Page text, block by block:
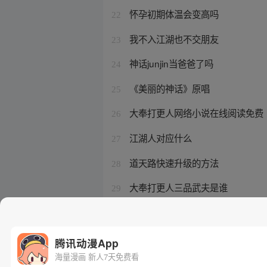
22 怀孕初期体温会变高吗
23 我不入江湖也不交朋友
24 神话junjin当爸爸了吗
25 《美丽的神话》原唱
26 大奉打更人网络小说在线阅读免费
27 江湖人对应什么
28 道天路快速升级的方法
29 大奉打更人三品武夫是谁
腾讯动漫App
海量漫画 新人7天免费看